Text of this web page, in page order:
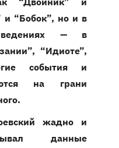
и “Бобок”, но и в
— в
“Идиоте”,
события и
на грани
жадно и
данные